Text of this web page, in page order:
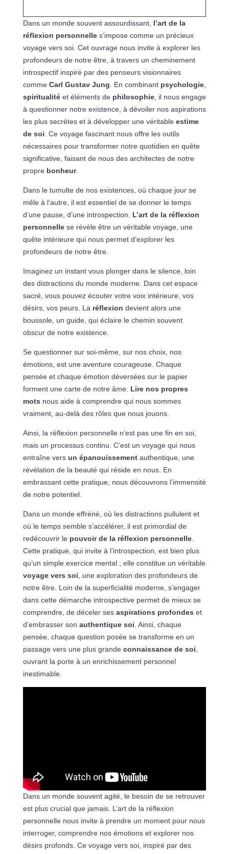
Dans un monde souvent assourdissant, l’art de la
réflexion personnelles’impose comme un précieux
voyage vers soi. Cet ouvrage nous invite à explorer les
profondeurs de notre être, à travers un cheminement
introspectif inspiré par des penseurs visionnaires
comme Carl Gustav Jung . En combinant psychologie,
spiritualitéet éléments de philosophie, il nous engage
à questionner notre existence, à dévoiler nos aspirations
les plus secrètes et à développer une véritable estime
de soi . Ce voyage fascinant nous offre les outils
nécessaires pour transformer notre quotidien en quête
significative, faisant de nous des architectes de notre
propre bonheur.
Dans le tumulte de nos existences, où chaque jour se
mêle à l’autre, il est essentiel de se donner le temps
d’une pause, d’une introspection. L’art de la réflexion
personnellese révèle être un véritable voyage, une
quête intérieure qui nous permet d’explorer les
profondeurs de notre être.
Imaginez un instant vous plonger dans le silence, loin
des distractions du monde moderne. Dans cet espace
sacré, vous pouvez écouter votre voix intérieure, vos
désirs, vos peurs. La réflexion devient alors une
boussole, un guide, qui éclaire le chemin souvent
obscur de notre existence.
Se questionner sur soi-même, sur nos choix, nos
émotions, est une aventure courageuse. Chaque
pensée et chaque émotion déversées sur le papier
forment une carte de notre âme. Lire nos propres
mots nous aide à comprendre qui nous sommes
vraiment, au-delà des rôles que nous jouons.
Ainsi, la réflexion personnelle n’est pas une fin en soi,
mais un processus continu. C’est un voyage qui nous
entraîne vers un épanouissementauthentique, une
révélation de la beauté qui réside en nous. En
embrassant cette pratique, nous découvrons l’immensité
de notre potentiel.
Dans un monde effréné, où les distractions pullulent et
où le temps semble s’accélérer, il est primordial de
redécouvrir le pouvoir de la réflexion personnelle.
Cette pratique, qui invite à l’introspection, est bien plus
qu’un simple exercice mental ; elle constitue un véritable
voyage vers soi , une exploration des profondeurs de
notre être. Loin de la superficialité moderne, s’engager
dans cette démarche introspective permet de mieux se
comprendre, de déceler ses aspirations profondes et
d’embrasser son authentique soi . Ainsi, chaque
pensée, chaque question posée se transforme en un
passage vers une plus grande connaissance de soi
ouvrant la porte à un enrichissement personnel
inestimable.
Dans un monde souvent agité, le besoin de se retrouver
est plus crucial que jamais. L’art de la réflexion
personnelle nous invite à prendre un moment pour nous
interroger, comprendre nos émotions et explorer nos
désirs profonds. Ce voyage vers soi, inspiré par des